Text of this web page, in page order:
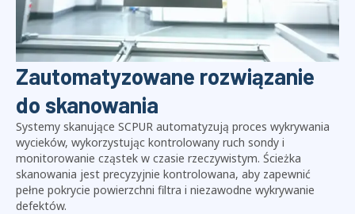
Zautomatyzowane rozwiązanie
do skanowania
Systemy skanujące SCPUR automatyzują proces wykrywania
wycieków, wykorzystując kontrolowany ruch sondy i
monitorowanie cząstek w czasie rzeczywistym. Ścieżka
skanowania jest precyzyjnie kontrolowana, aby zapewnić
pełne pokrycie powierzchni filtra i niezawodne wykrywanie
defektów.